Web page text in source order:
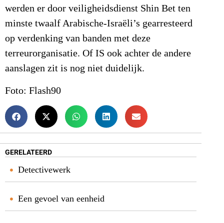
werden er door veiligheidsdienst Shin Bet ten
minste twaalf Arabische-Israëli’s gearresteerd
op verdenking van banden met deze
terreurorganisatie. Of IS ook achter de andere
aanslagen zit is nog niet duidelijk.
Foto: Flash90
GERELATEERD
Detectivewerk
Een gevoel van eenheid